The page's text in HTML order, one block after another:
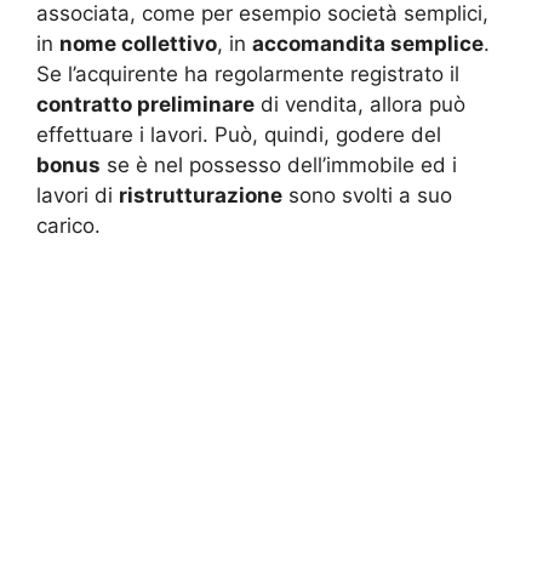
associata, come per esempio società semplici,
in nome collettivo, in accomandita semplice.
Se l’acquirente ha regolarmente registrato il
contratto preliminare di vendita, allora può
effettuare i lavori. Può, quindi, godere del
bonus se è nel possesso dell’immobile ed i
lavori di ristrutturazione sono svolti a suo
carico.